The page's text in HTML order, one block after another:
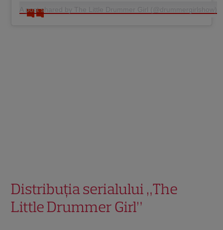
A post shared by The Little Drummer Girl (@drummergirlshow)
Distribuția serialului „The
Little Drummer Girl”